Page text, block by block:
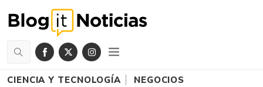
CIENCIA Y TECNOLOGÍA NEGOCIOS